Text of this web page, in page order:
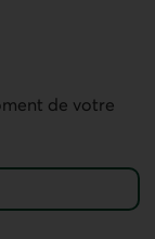
de votre